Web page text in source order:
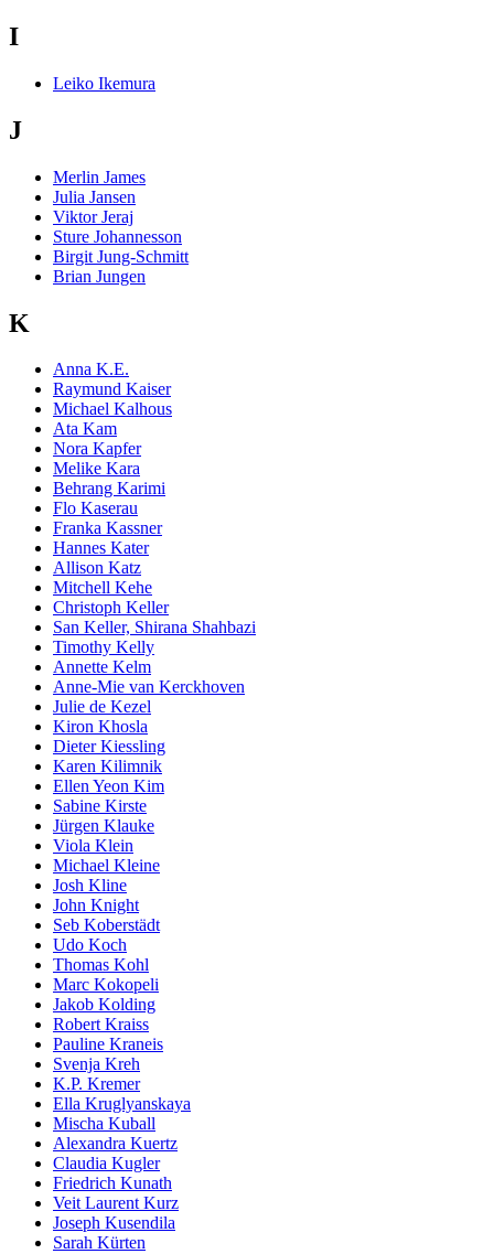
I
Leiko Ikemura
J
Merlin James
Julia Jansen
Viktor Jeraj
Sture Johannesson
Birgit Jung-Schmitt
Brian Jungen
K
Anna K.E.
Raymund Kaiser
Michael Kalhous
Ata Kam
Nora Kapfer
Melike Kara
Behrang Karimi
Flo Kaserau
Franka Kassner
Hannes Kater
Allison Katz
Mitchell Kehe
Christoph Keller
San Keller, Shirana Shahbazi
Timothy Kelly
Annette Kelm
Anne-Mie van Kerckhoven
Julie de Kezel
Kiron Khosla
Dieter Kiessling
Karen Kilimnik
Ellen Yeon Kim
Sabine Kirste
Jürgen Klauke
Viola Klein
Michael Kleine
Josh Kline
John Knight
Seb Koberstädt
Udo Koch
Thomas Kohl
Marc Kokopeli
Jakob Kolding
Robert Kraiss
Pauline Kraneis
Svenja Kreh
K.P. Kremer
Ella Kruglyanskaya
Mischa Kuball
Alexandra Kuertz
Claudia Kugler
Friedrich Kunath
Veit Laurent Kurz
Joseph Kusendila
Sarah Kürten